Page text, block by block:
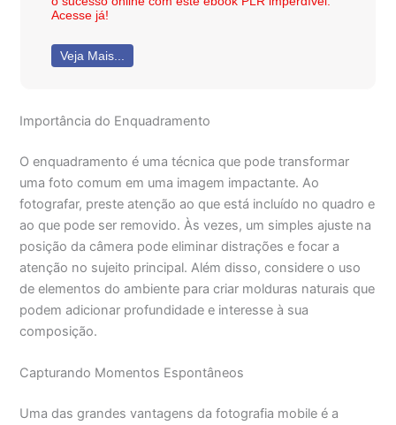
Acesse já!
Veja Mais...
Importância do Enquadramento
O enquadramento é uma técnica que pode transformar
uma foto comum em uma imagem impactante. Ao
fotografar, preste atenção ao que está incluído no quadro e
ao que pode ser removido. Às vezes, um simples ajuste na
posição da câmera pode eliminar distrações e focar a
atenção no sujeito principal. Além disso, considere o uso
de elementos do ambiente para criar molduras naturais que
podem adicionar profundidade e interesse à sua
composição.
Capturando Momentos Espontâneos
Uma das grandes vantagens da fotografia mobile é a